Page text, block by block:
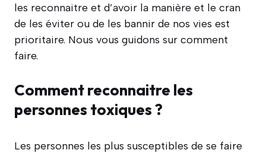
les reconnaitre et d’avoir la manière et le cran
de les éviter ou de les bannir de nos vies est
prioritaire. Nous vous guidons sur comment
faire.
Comment reconnaitre les
personnes toxiques ?
Les personnes les plus susceptibles de se faire